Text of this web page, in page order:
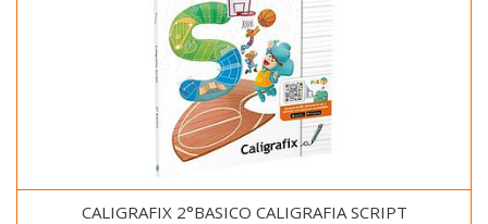
CALIGRAFIX 2°BASICO CALIGRAFIA SCRIPT